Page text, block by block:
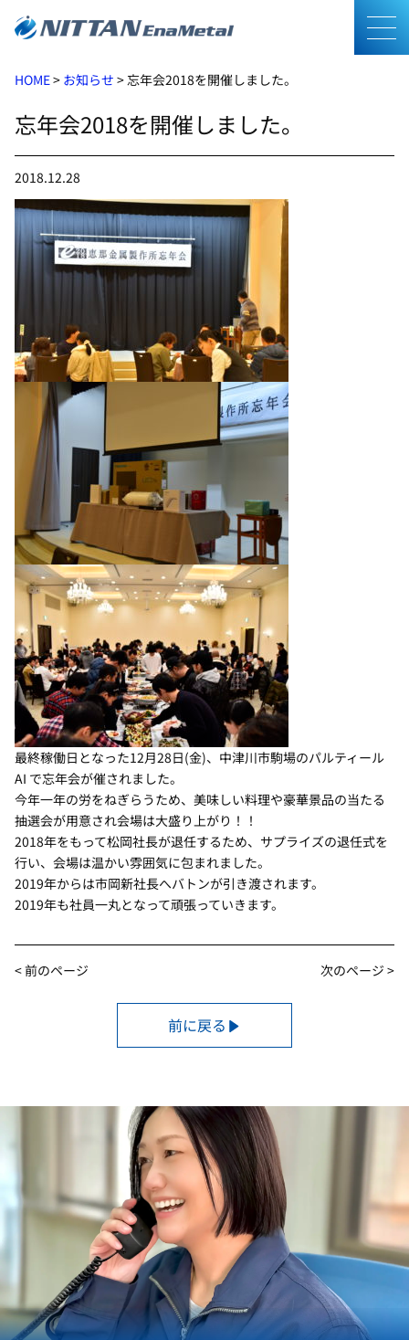
メ
HOME> お知らせ >忘年会2018を開催しました。
忘年会2018を開催しました。
2018.12.28
最終稼働日となった12月28日(金)、中津川市駒場のパルティール
AI で忘年会が催されました。
今年一年の労をねぎらうため、美味しい料理や豪華景品の当たる
抽選会が用意され会場は大盛り上がり！！
2018年をもって松岡社長が退任するため、サプライズの退任式を
行い、会場は温かい雰囲気に包まれました。
2019年からは市岡新社長へバトンが引き渡されます。
2019年も社員一丸となって頑張っていきます。
< 前のページ 次のページ >
前に戻る